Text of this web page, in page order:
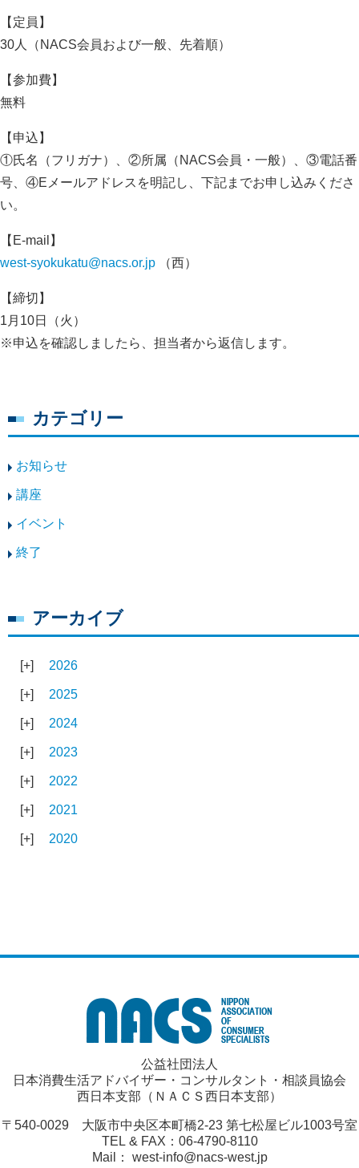
【定員】
30人（NACS会員および一般、先着順）
【参加費】
無料
【申込】
①氏名（フリガナ）、②所属（NACS会員・一般）、③電話番
号、④Eメールアドレスを明記し、下記までお申し込みくださ
い。
【E-mail】
west-syokukatu@nacs.or.jp （西）
【締切】
1月10日（火）
※申込を確認しましたら、担当者から返信します。
カテゴリー
お知らせ
講座
イベント
終了
アーカイブ
2026
2025
2024
2023
2022
2021
2020
公益社団法人
日本消費生活アドバイザー・コンサルタント・相談員協会
西日本支部（ＮＡＣＳ西日本支部）
〒540-0029 大阪市中央区本町橋2-23 第七松屋ビル1003号室
TEL & FAX：06-4790-8110
Mail： west-info@nacs-west.jp